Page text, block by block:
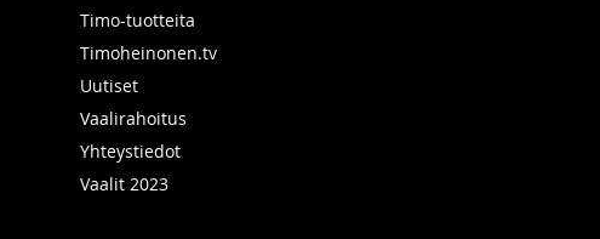
Timo-tuotteita
Timoheinonen.tv
Uutiset
Vaalirahoitus
Yhteystiedot
Vaalit 2023